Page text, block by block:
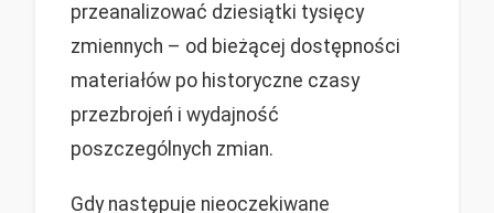
przeanalizować dziesiątki tysięcy
zmiennych – od bieżącej dostępności
materiałów po historyczne czasy
przezbrojeń i wydajność
poszczególnych zmian.
Gdy następuje nieoczekiwane